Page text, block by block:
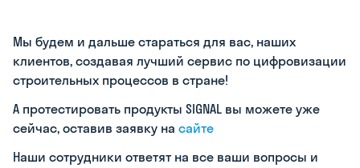
Мы будем и дальше стараться для вас, наших
клиентов, создавая лучший сервис по цифровизации
строительных процессов в стране!
А протестировать продукты SIGNAL вы можете уже
сейчас, оставив заявку на сайте
Наши сотрудники ответят на все ваши вопросы и